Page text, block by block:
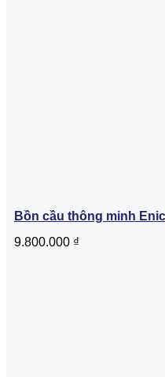
Bồn cầu thông minh
9.800.000 ₫